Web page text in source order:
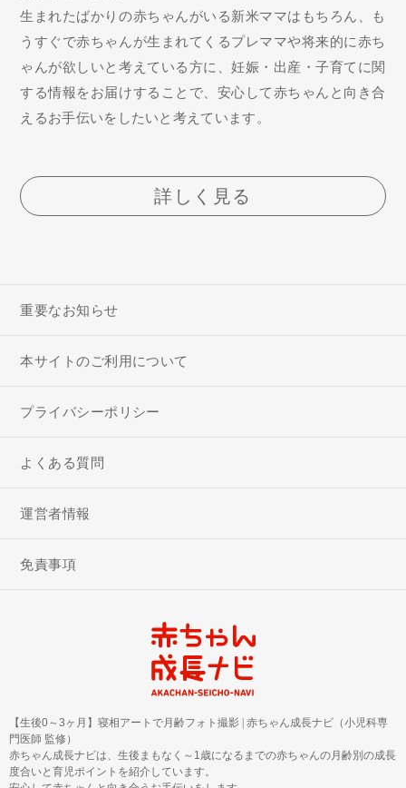
生まれたばかりの赤ちゃんがいる新米ママはもちろん、も
うすぐで赤ちゃんが生まれてくるプレママや将来的に赤ち
ゃんが欲しいと考えている方に、妊娠・出産・子育てに関
する情報をお届けすることで、安心して赤ちゃんと向き合
えるお手伝いをしたいと考えています。
詳しく見る
重要なお知らせ
本サイトのご利用について
プライバシーポリシー
よくある質問
運営者情報
免責事項
【生後0～3ヶ月】寝相アートで月齢フォト撮影 | 赤ちゃん成長ナビ（小児科専
門医師 監修）
赤ちゃん成長ナビは、生後まもなく～1歳になるまでの赤ちゃんの月齢別の成長
度合いと育児ポイントを紹介しています。